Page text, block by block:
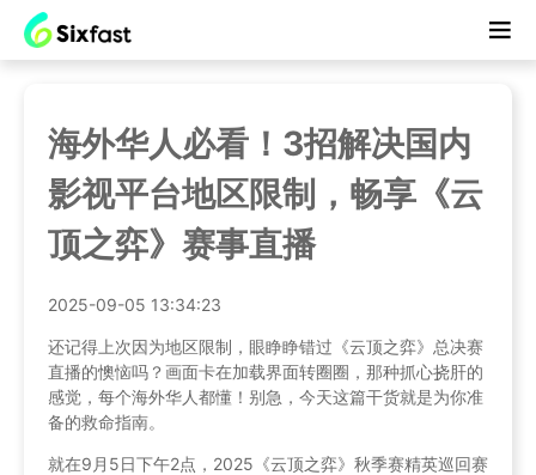
海外华人必看！3招解决国内
影视平台地区限制，畅享《云
顶之弈》赛事直播
2025-09-05 13:34:23
还记得上次因为地区限制，眼睁睁错过《云顶之弈》总决赛
直播的懊恼吗？画面卡在加载界面转圈圈，那种抓心挠肝的
感觉，每个海外华人都懂！别急，今天这篇干货就是为你准
备的救命指南。
就在9月5日下午2点，2025《云顶之弈》秋季赛精英巡回赛